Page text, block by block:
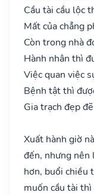
Cầu tài cầu lộc
Mất của chẳng
Còn trong nhà
Hành nhân thì
Việc quan việc
Bệnh tật thì
Gia trạch đẹp
Xuất hành giờ
đến, nhưng
hơn, buổi chiều
muốn cầu tài